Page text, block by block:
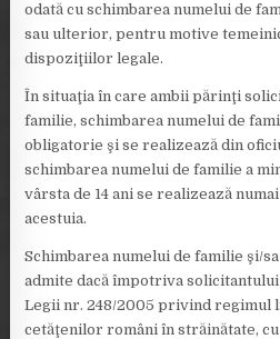
odată cu schimbarea numelui de
sau ulterior, pentru motive
dispoziţiilor legale.
În situaţia în care ambii părinţi
familie, schimbarea numelui de
obligatorie şi se realizează din
schimbarea numelui de familie a
vârsta de 14 ani se realizează
acestuia.
Schimbarea numelui de familie şi/
admite dacă împotriva
Legii nr. 248/2005 privind regimul
cetăţenilor români în străinătate,